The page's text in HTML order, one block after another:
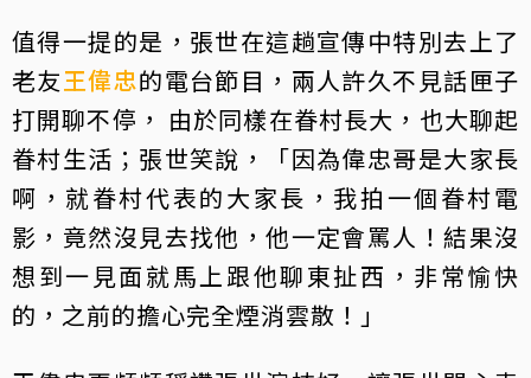
值得一提的是，張世在這趟宣傳中特別去上了
老友王偉忠的電台節目，兩人許久不見話匣子
打開聊不停， 由於同樣在眷村長大，也大聊起
眷村生活；張世笑說，「因為偉忠哥是大家長
啊，就眷村代表的大家長，我拍一個眷村電
影，竟然沒見去找他，他一定會罵人！結果沒
想到一見面就馬上跟他聊東扯西，非常愉快
的，之前的擔心完全煙消雲散！」